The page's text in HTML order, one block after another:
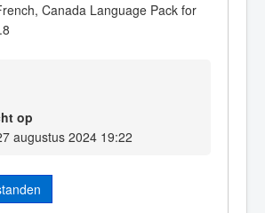
Canada Language Pack for
op
augustus 2024 19:22